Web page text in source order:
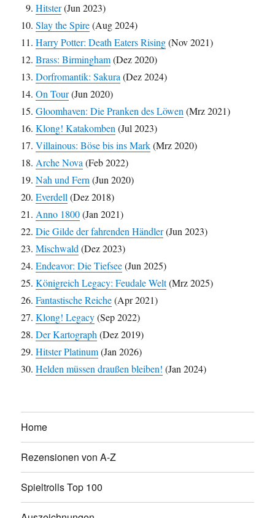
Hitster(Jun 2023)
Slay the Spire(Aug 2024)
Harry Potter: Death Eaters Rising(Nov 2021)
Brass: Birmingham(Dez 2020)
Dorfromantik: Sakura (Dez 2024)
On Tour(Jun 2020)
Gloomhaven: Die Pranken des Löwen (Mrz 2021)
Klong! Katakomben (Jul 2023)
Villainous: Böse bis ins Mark(Mrz 2020)
Arche Nova (Feb 2022)
Nah und Fern (Jun 2020)
Everdell (Dez 2018)
Anno 1800(Jan 2021)
Die Gilde der fahrenden Händler(Jun 2023)
Mischwald (Dez 2023)
Endeavor: Die Tiefsee(Jun 2025)
Königreich Legacy: Feudale Welt(Mrz 2025)
Fantastische Reiche(Apr 2021)
Klong! Legacy(Sep 2022)
Der Kartograph (Dez 2019)
Hitster Platinum(Jan 2026)
Helden müssen draußen bleiben! (Jan 2024)
Home
Rezensionen von A-Z
Spieltrolls Top 100